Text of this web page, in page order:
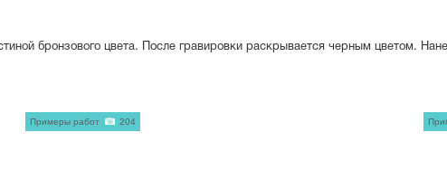
бронзового цвета. После гравировки раскрывается черным цветом.
Примеры работ 204